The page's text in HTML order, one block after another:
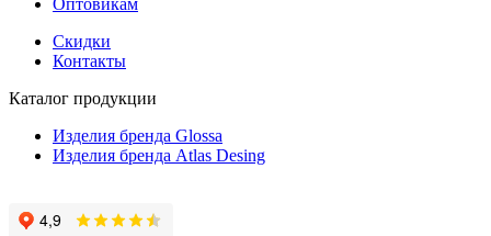
Скидки
Контакты
Каталог продукции
Изделия бренда Glossa
Изделия бренда Atlas Desing